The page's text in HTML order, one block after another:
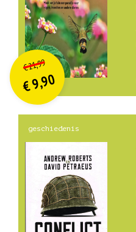
€21,99O
orspr
onkelijke
prijs
was:
€ 21,99.
€9,90
Huidige
prijs
is:
€ 9,90.
geschiedenis